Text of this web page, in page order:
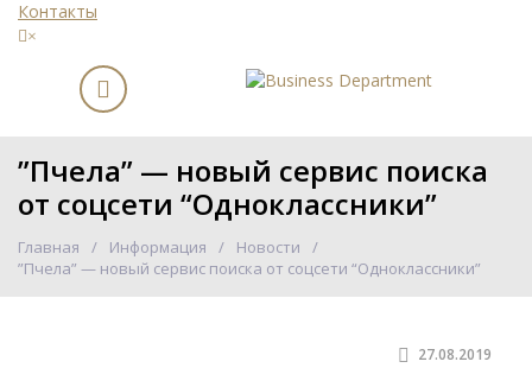
Контакты
×
”Пчела” — новый сервис поиска
от соцсети “Одноклассники”
Главная Информация
Новости
”Пчела” — новый сервис поиска от соцсети “Одноклассники”
27.08.2019